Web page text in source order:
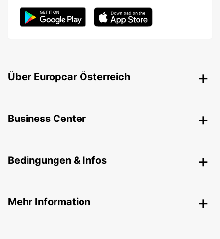
Über Europcar Österreich
Business Center
Bedingungen & Infos
Mehr Information